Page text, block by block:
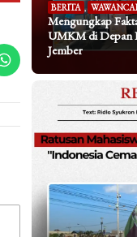
BERITA ,
Mengungkap
UMKM di Depan
Jember